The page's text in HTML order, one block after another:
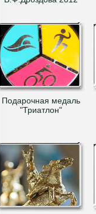
Подарочная медаль
"Триатлон"